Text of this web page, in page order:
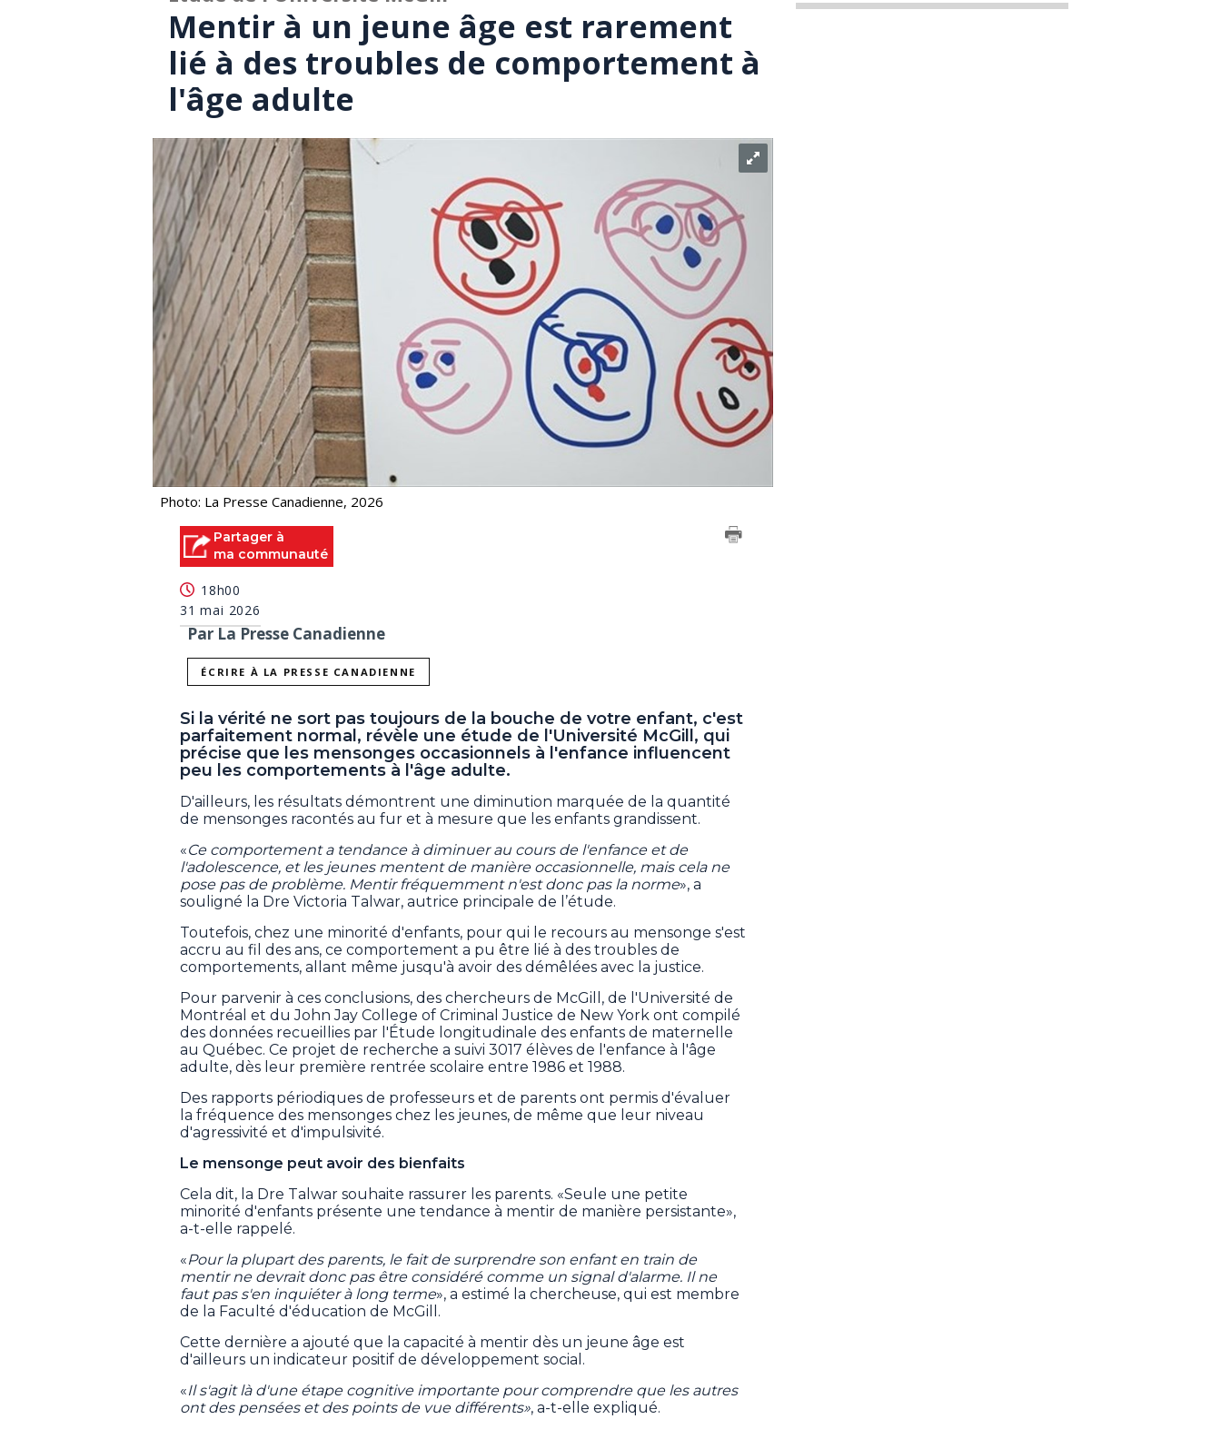
Mentir à un jeune âge est rarement
lié à des troubles de comportement à
l'âge adulte
Photo: La Presse Canadienne, 2026
Partager à
ma communauté
18h00
31 mai 2026
Par La Presse Canadienne
ÉCRIRE À LA PRESSE CANADIENNE
Si la vérité ne sort pas toujours de la bouche de votre enfant, c'est
parfaitement normal, révèle une étude de l'Université McGill, qui
précise que les mensonges occasionnels à l'enfance influencent
peu les comportements à l'âge adulte.
D'ailleurs, les résultats démontrent une diminution marquée de la quantité
de mensonges racontés au fur et à mesure que les enfants grandissent.
«Ce comportement a tendance à diminuer au cours de l'enfance et de
l'adolescence, et les jeunes mentent de manière occasionnelle, mais cela ne
pose pas de problème. Mentir fréquemment n'est donc pas la norme», a
souligné la Dre Victoria Talwar, autrice principale de l’étude.
Toutefois, chez une minorité d'enfants, pour qui le recours au mensonge s'est
accru au fil des ans, ce comportement a pu être lié à des troubles de
comportements, allant même jusqu'à avoir des démêlées avec la justice.
Pour parvenir à ces conclusions, des chercheurs de McGill, de l'Université de
Montréal et du John Jay College of Criminal Justice de New York ont compilé
des données recueillies par l'Étude longitudinale des enfants de maternelle
au Québec. Ce projet de recherche a suivi 3017 élèves de l'enfance à l'âge
adulte, dès leur première rentrée scolaire entre 1986 et 1988.
Des rapports périodiques de professeurs et de parents ont permis d'évaluer
la fréquence des mensonges chez les jeunes, de même que leur niveau
d'agressivité et d'impulsivité.
Le mensonge peut avoir des bienfaits
Cela dit, la Dre Talwar souhaite rassurer les parents. «Seule une petite
minorité d'enfants présente une tendance à mentir de manière persistante»,
a-t-elle rappelé.
«Pour la plupart des parents, le fait de surprendre son enfant en train de
mentir ne devrait donc pas être considéré comme un signal d'alarme. Il ne
faut pas s'en inquiéter à long terme», a estimé la chercheuse, qui est membre
de la Faculté d'éducation de McGill.
Cette dernière a ajouté que la capacité à mentir dès un jeune âge est
d'ailleurs un indicateur positif de développement social.
«Il s'agit là d'une étape cognitive importante pour comprendre que les autres
ont des pensées et des points de vue différents», a-t-elle expliqué.